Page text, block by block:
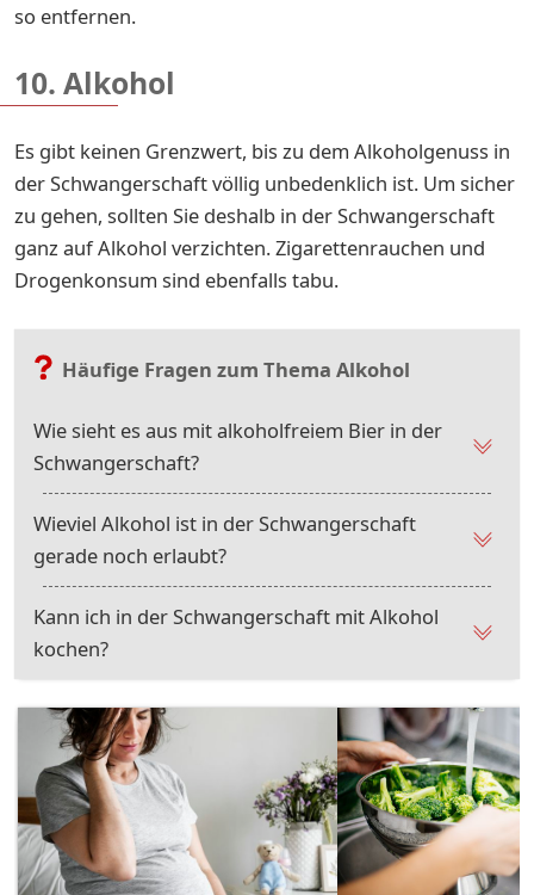
so entfernen.
10. Alkohol
Es gibt keinen Grenzwert, bis zu dem Alkoholgenuss in
der Schwangerschaft völlig unbedenklich ist. Um sicher
zu gehen, sollten Sie deshalb in der Schwangerschaft
ganz auf Alkohol verzichten. Zigarettenrauchen und
Drogenkonsum sind ebenfalls tabu.
Häufige Fragen zum Thema Alkohol
Wie sieht es aus mit alkoholfreiem Bier in der
Schwangerschaft?
Wieviel Alkohol ist in der Schwangerschaft
gerade noch erlaubt?
Kann ich in der Schwangerschaft mit Alkohol
kochen?